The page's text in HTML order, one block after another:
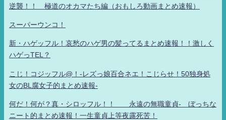
逆襲！！ 極道のオカマたち編（おもしろ動画まとめ速報）
スーパーウンコ！
新・ハゲッフル！哀愁のハゲ男の髪ってるまとめ速報！！激しく
ハゲっTEL？
こじ！コジッフル@！-レズっ娘百合ネエ！こじらせ！50独身処
女のBL腐女子的まとめ速報-
何だ！何が？真・シロッフル！！ 永遠の無職童貞- ぼっちな
ニート的まとめ速報！一生童貞上等夜露死苦！